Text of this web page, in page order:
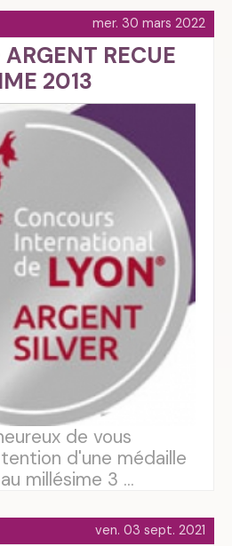
mer. 30 mars 2022
RECUE
2013
de vous
d'une médaille
millésime 3 ...
ven. 03 sept. 2021